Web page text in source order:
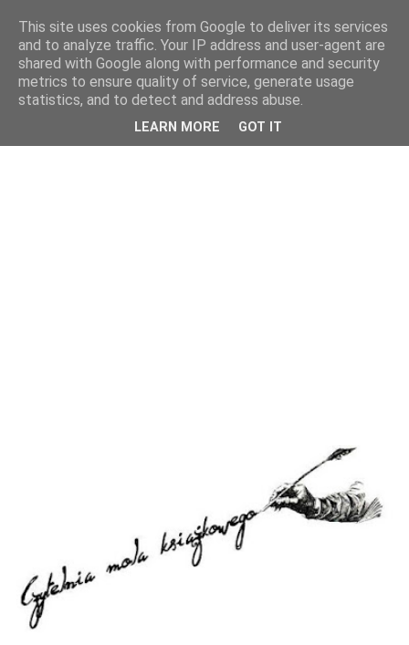
This site uses cookies from Google to deliver its services
and to analyze traffic. Your IP address and user-agent are
shared with Google along with performance and security
metrics to ensure quality of service, generate usage
statistics, and to detect and address abuse.
LEARN MORE GOT IT